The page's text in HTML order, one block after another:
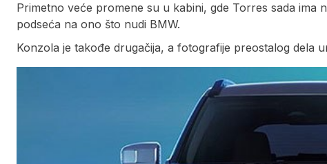
Primetno veće promene su u kabini, gde Torres sada ima
podseća na ono što nudi BMW.
Konzola je takođe drugačija, a fotografije preostalog dela